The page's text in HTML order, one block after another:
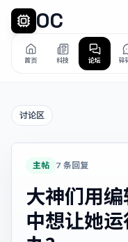
OC
首页 科技 论坛 碎
讨论区
主帖 7 条回复
大神们用
中想让她